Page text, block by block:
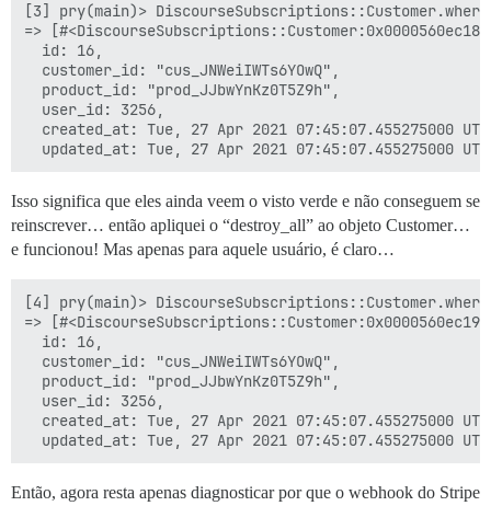
[3] pry(main)>
=>
  id: 16,
  customer_id: "cus_JNWeiIWTs6YOwQ",
  product_id: "prod_JJbwYnKz0T5Z9h",
  user_id: 3256,
created_at: Tue, 27 Apr 2021 07:45:07.455275000
Isso significa que eles ainda veem o visto verde e não conseguem se
reinscrever… então apliquei o “destroy_all” ao objeto Customer…
e funcionou! Mas apenas para aquele usuário, é claro…
[4] pry(main)>
=>
  id: 16,
  customer_id: "cus_JNWeiIWTs6YOwQ",
  product_id: "prod_JJbwYnKz0T5Z9h",
  user_id: 3256,
created_at: Tue, 27 Apr 2021 07:45:07.455275000
Então, agora resta apenas diagnosticar por que o webhook do Stripe